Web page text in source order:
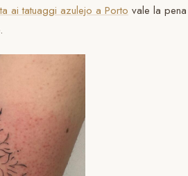
ai tatuaggi azulejo a Porto vale la pena